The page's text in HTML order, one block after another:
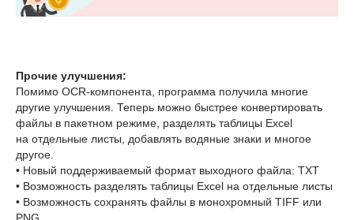
Прочие улучшения:
Помимо OCR-компонента, программа получила многие
другие улучшения. Теперь можно быстрее конвертировать
файлы в пакетном режиме, разделять таблицы Excel
на отдельные листы, добавлять водяные знаки и многое
другое.
• Новый поддерживаемый формат выходного файла: TXT
• Возможность разделять таблицы Excel на отдельные листы
• Возможность сохранять файлы в монохромный TIFF или